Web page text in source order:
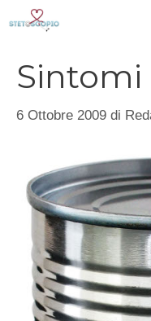
6 Ottobre 2009 di